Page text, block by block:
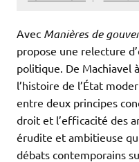
Avec Manières de
propose une relecture
politique. De Machiavel
l’histoire de l’État
entre deux principes
droit et l’efficacité des
érudite et ambitieuse
débats contemporains